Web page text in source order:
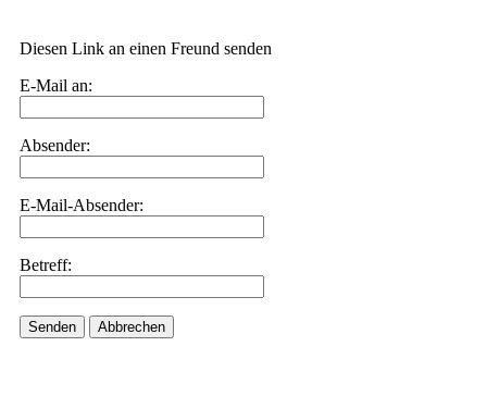
Diesen Link an einen Freund senden
E-Mail an:
Absender:
E-Mail-Absender:
Betreff:
Senden Abbrechen